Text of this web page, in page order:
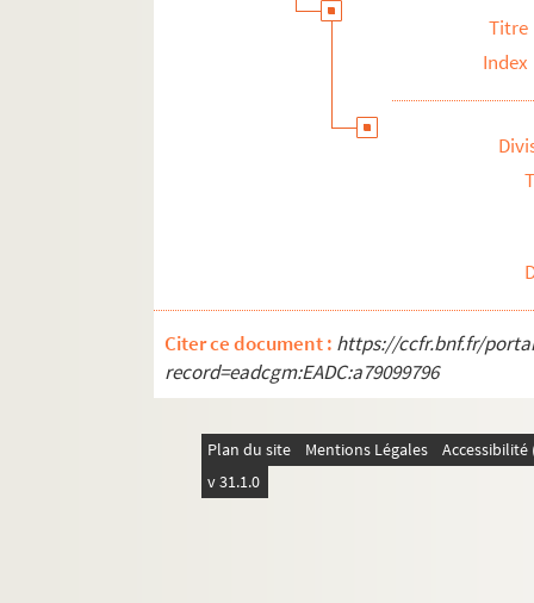
Titre
Index
Citer ce document : https://ccfr.bnf.fr/
record=eadcgm:EADC:a79099796
Plan du site Mentions Légales
v 31.1.0